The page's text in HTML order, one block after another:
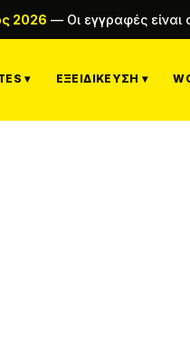
2026 — Οι εγγραφές είναι
▾ ΕΞΕΙΔΊΚΕΥΣΗ ▾